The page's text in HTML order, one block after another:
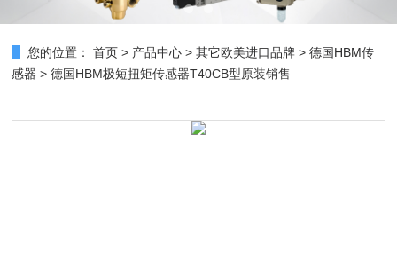
您的位置： 首页 > 产品中心 >其它欧美进口品牌 >德国HBM传
感器 > 德国HBM极短扭矩传感器T40CB型原装销售